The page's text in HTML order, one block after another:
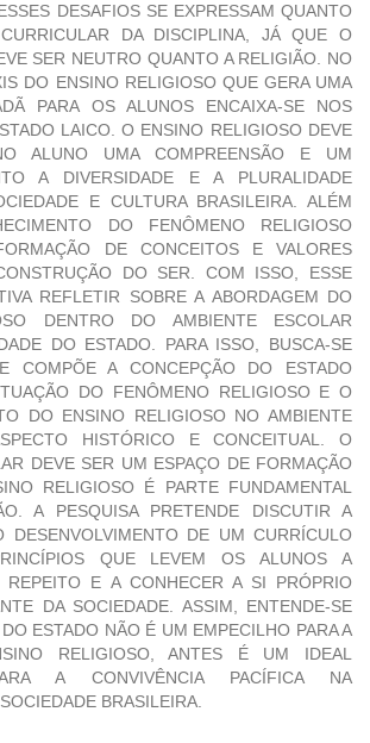
DESAFIOS SE EXPRESSAM QUANTO
DA DISCIPLINA, JÁ QUE O
SER NEUTRO QUANTO A RELIGIÃO. NO
DO ENSINO RELIGIOSO QUE GERA UMA
PARA OS ALUNOS ENCAIXA-SE NOS
LAICO. O ENSINO RELIGIOSO DEVE
ALUNO UMA COMPREENSÃO E UM
A DIVERSIDADE E A PLURALIDADE
E CULTURA BRASILEIRA. ALÉM
DO FENÔMENO RELIGIOSO
DE CONCEITOS E VALORES
DO SER. COM ISSO, ESSE
REFLETIR SOBRE A ABORDAGEM DO
DENTRO DO AMBIENTE ESCOLAR
DO ESTADO. PARA ISSO, BUSCA-SE
COMPÕE A CONCEPÇÃO DO ESTADO
DO FENÔMENO RELIGIOSO E O
DO ENSINO RELIGIOSO NO AMBIENTE
HISTÓRICO E CONCEITUAL. O
DEVE SER UM ESPAÇO DE FORMAÇÃO
RELIGIOSO É PARTE FUNDAMENTAL
A PESQUISA PRETENDE DISCUTIR A
DESENVOLVIMENTO DE UM CURRÍCULO
QUE LEVEM OS ALUNOS A
REPEITO E A CONHECER A SI PRÓPRIO
DA SOCIEDADE. ASSIM, ENTENDE-SE
ESTADO NÃO É UM EMPECILHO PARA A
RELIGIOSO, ANTES É UM IDEAL
A CONVIVÊNCIA PACÍFICA NA
BRASILEIRA.